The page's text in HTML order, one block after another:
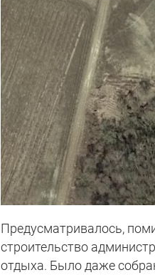
Предусматривалось,
строительство
отдыха. Было даже